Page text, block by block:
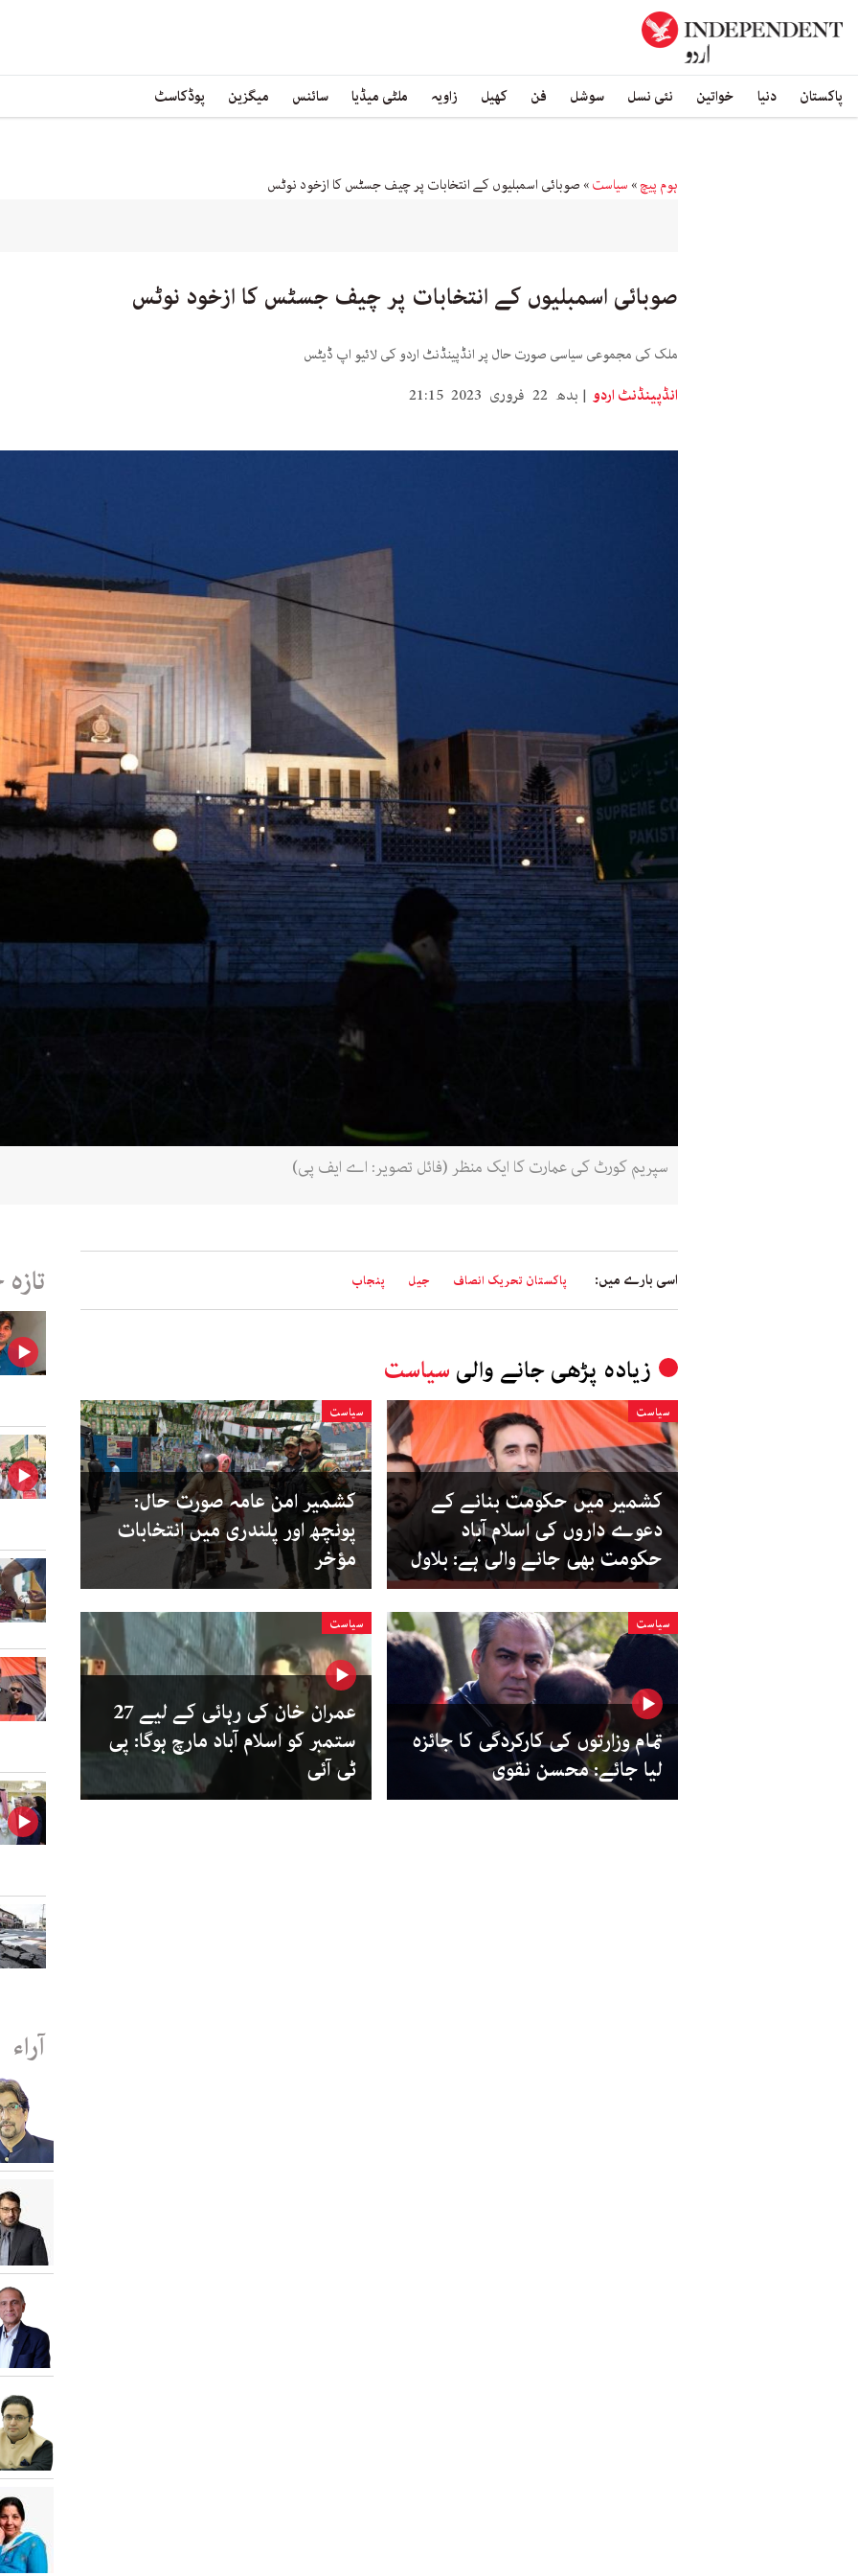
پاکستان دنیا خواتین نئی نسل سوشل فن کھیل زاویہ ملٹی میڈیا سائنس میگزین پوڈکاسٹ
ہوم پیچ» سیاست» صوبائی اسمبلیوں کے انتخابات پر چیف جسٹس کا ازخود نوٹس
صوبائی اسمبلیوں کے انتخابات پر چیف جسٹس کا ازخود نوٹس
ملک کی مجموعی سیاسی صورت حال پر انڈپینڈنٹ اردو کی لائیو اپ ڈیٹس
انڈپینڈنٹ اردو بدھ 22 فروری 2023 21:15
سپریم کورٹ کی عمارت کا ایک منظر (فائل تصویر: اے ایف پی)
اسی بارے میں: پاکستان تحریک انصاف جیل پنجاب
زیادہ پڑھی جانے والی سیاست
سیاست
کشمیر میں حکومت بنانے کے
دعوے داروں کی اسلام آباد
حکومت بھی جانے والی ہے: بلاول
سیاست
کشمیر امن عامہ صورت حال:
پونچھ اور پلندری میں انتخابات
مؤخر
سیاست
تمام وزارتوں کی کارکردگی کا جائزہ
لیا جائے: محسن نقوی
سیاست
عمران خان کی رہائی کے لیے 27
ستمبر کو اسلام آباد مارچ ہوگا: پی
ٹی آئی
آراء